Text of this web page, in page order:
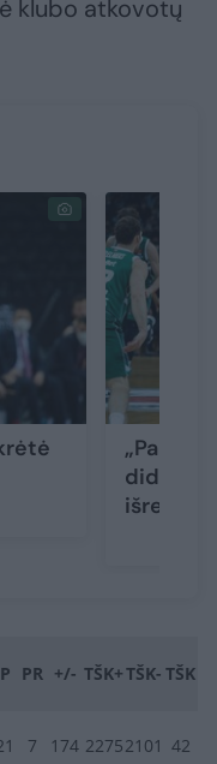
klubo atkovotų
P PR +/- TŠK+TŠK- TŠK
7 174 22752101 42